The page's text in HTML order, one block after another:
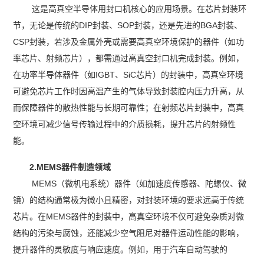
这是高真空半导体用封口机核心的应用场景。在芯片封装环
节，无论是传统的DIP封装、SOP封装，还是先进的BGA封装、
CSP封装，若涉及金属外壳或需要高真空环境保护的器件（如功
率芯片、射频芯片），都需通过高真空封口机完成封装。例如，
在功率半导体器件（如IGBT、SiC芯片）的封装中，高真空环境
可避免芯片工作时因高温产生的气体导致封装腔内压力升高，从
而保障器件的散热性能与长期可靠性；在射频芯片封装中，高真
空环境可减少信号传输过程中的介质损耗，提升芯片的射频性
能。
2.MEMS器件制造领域
MEMS（微机电系统）器件（如加速度传感器、陀螺仪、微
镜）的结构通常极为微小且精密，对封装环境的要求远高于传统
芯片。在MEMS器件的封装中，高真空环境不仅可避免杂质对微
结构的污染与腐蚀，还能减少空气阻尼对器件运动性能的影响，
提升器件的灵敏度与响应速度。例如，用于汽车自动驾驶的